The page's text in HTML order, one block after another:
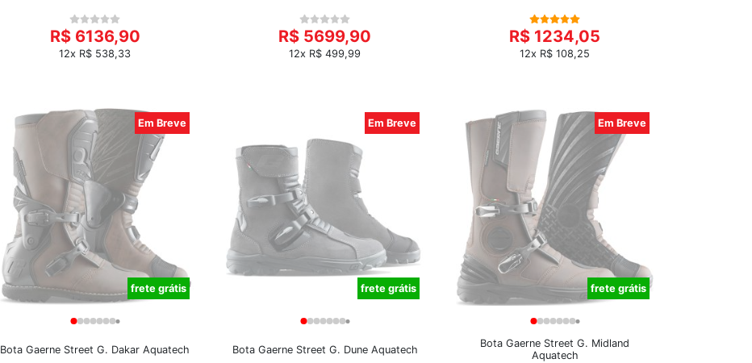
R$ 6136,90
12x R$ 538,33
R$ 5699,90
12x R$ 499,99
R$ 1234,05
12x R$ 108,25
Em Breve
frete grátis
Bota Gaerne Street G. Dakar Aquatech
Em Breve
frete grátis
Bota Gaerne Street G. Dune Aquatech
Em Breve
frete grátis
Bota Gaerne Street G. Midland
Aquatech